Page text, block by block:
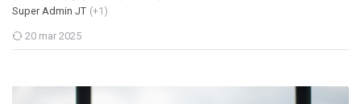
Super Admin JT (+1)
20 mar 2025